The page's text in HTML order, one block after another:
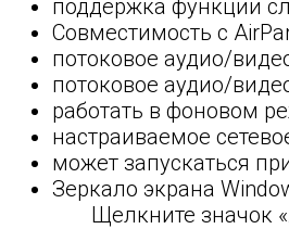
поддержка функции
Совместимость с
потоковое аудио/
потоковое аудио/
работать в фоновом
настраиваемое
может запускаться
Зеркало экрана
Щелкните значок